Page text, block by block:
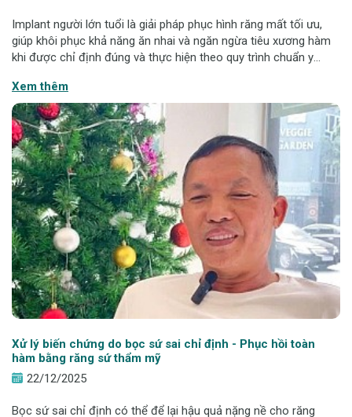
Implant người lớn tuổi là giải pháp phục hình răng mất tối ưu,
giúp khôi phục khả năng ăn nhai và ngăn ngừa tiêu xương hàm
khi được chỉ định đúng và thực hiện theo quy trình chuẩn y
tại Nha khoa Hans
Xem thêm
Xử lý biến chứng do bọc sứ sai chỉ định - Phục hồi toàn
hàm bằng răng sứ thẩm mỹ
22/12/2025
Bọc sứ sai chỉ định có thể để lại hậu quả nặng nề cho răng